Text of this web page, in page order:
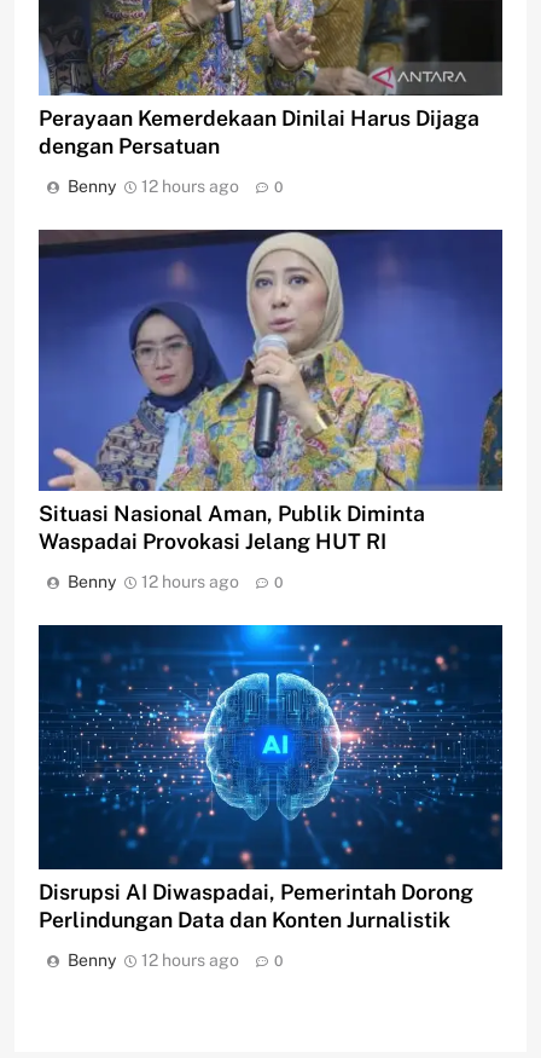
Perayaan Kemerdekaan Dinilai Harus Dijaga
dengan Persatuan
Benny 12 hours ago 0
Situasi Nasional Aman, Publik Diminta
Waspadai Provokasi Jelang HUT RI
Benny 12 hours ago 0
Disrupsi AI Diwaspadai, Pemerintah Dorong
Perlindungan Data dan Konten Jurnalistik
Benny 12 hours ago 0